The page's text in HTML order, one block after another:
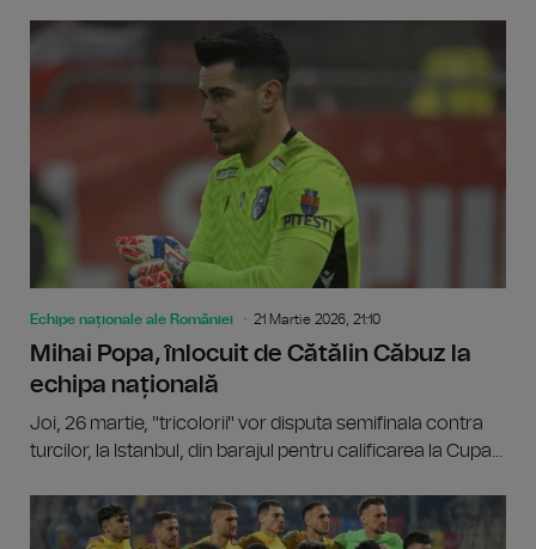
Echipe naționale ale României 21 Martie 2026, 21:10
Mihai Popa, înlocuit de Cătălin Căbuz la
echipa națională
Joi, 26 martie, "tricolorii" vor disputa semifinala contra
turcilor, la Istanbul, din barajul pentru calificarea la Cupa...